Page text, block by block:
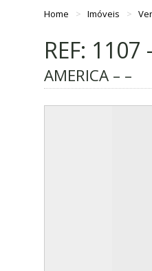
Home Imóveis
REF:
AMERICA – –